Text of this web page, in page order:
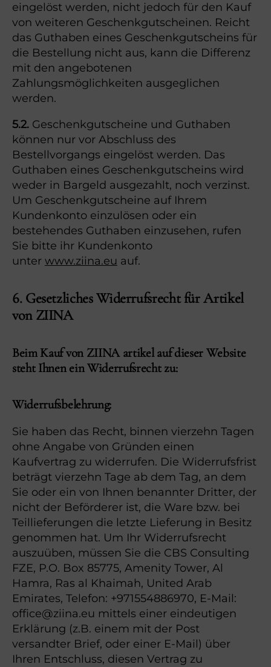
eingelöst werden, nicht jedoch für den Kauf
von weiteren Geschenkgutscheinen. Reicht
das Guthaben eines Geschenkgutscheins für
die Bestellung nicht aus, kann die Differenz
mit den angebotenen
Zahlungsmöglichkeiten ausgeglichen
werden.
5.2. Geschenkgutscheine und Guthaben
können nur vor Abschluss des
Bestellvorgangs eingelöst werden. Das
Guthaben eines Geschenkgutscheins wird
weder in Bargeld ausgezahlt, noch verzinst.
Um Geschenkgutscheine auf Ihrem
Kundenkonto einzulösen oder ein
bestehendes Guthaben einzusehen, rufen
Sie bitte ihr Kundenkonto
unter www.ziina.eu auf.
6. Gesetzliches Widerrufsrecht für Artikel
von ZIINA
Beim Kauf von ZIINA artikel auf dieser Website
steht Ihnen ein Widerrufsrecht zu:
Widerrufsbelehrung:
Sie haben das Recht, binnen vierzehn Tagen
ohne Angabe von Gründen einen
Kaufvertrag zu widerrufen. Die Widerrufsfrist
beträgt vierzehn Tage ab dem Tag, an dem
Sie oder ein von Ihnen benannter Dritter, der
nicht der Beförderer ist, die Ware bzw. bei
Teillieferungen die letzte Lieferung in Besitz
genommen hat. Um Ihr Widerrufsrecht
auszuüben, müssen Sie die CBS Consulting
FZE, P.O. Box 85775, Amenity Tower, Al
Hamra, Ras al Khaimah, United Arab
Emirates, Telefon: +971554886970, E-Mail:
office@ziina.eu mittels einer eindeutigen
Erklärung (z.B. einem mit der Post
versandter Brief, oder einer E-Mail) über
Ihren Entschluss, diesen Vertrag zu